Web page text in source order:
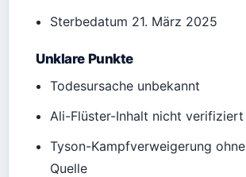
Sterbedatum 21. März 2025
Unklare Punkte
Todesursache unbekannt
Ali-Flüster-Inhalt nicht verifiziert
Tyson-Kampfverweigerung
Quelle